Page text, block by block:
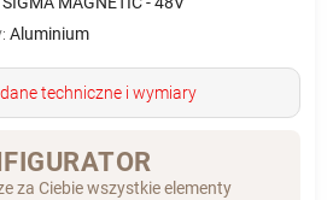
Aluminium
techniczne i wymiary
za Ciebie wszystkie elementy